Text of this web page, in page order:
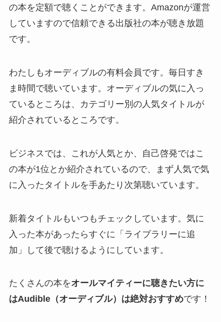
の本を定額で聴くことができます。Amazonが運営
していますので信頼できる出版社の本が聴き放題
です。
わたしもオーディブルの有料会員です。毎日すき
ま時間で聴いています。オーディブルの気に入っ
ているところは、カテゴリー別の人気タイトルが
紹介されているところです。
ビジネスでは、これが人気とか、自己啓発ではこ
の本が1位とか紹介されているので、まず人気で気
に入ったタイトルを手あたり次第聴いています。
新着タイトルもいつもチェックしています。気に
入った本があったらすぐに「ライブラリーに追
加」して後で聴けるようにしています。
たくさんの本をオールマイティーに聴きたい方に
はAudible（オーディブル）は絶対おすすめです！